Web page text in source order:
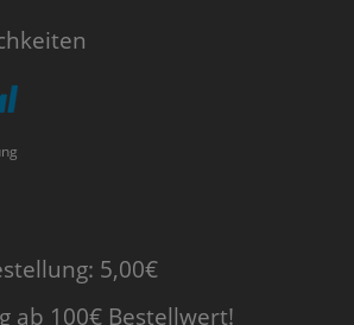
5,00€
ab 100€ Bestellwert!